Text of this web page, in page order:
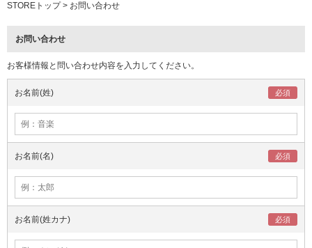
STOREトップ> お問い合わせ
お問い合わせ
お客様情報と問い合わせ内容を入力してください。
お名前(姓)
お名前(名)
お名前(姓カナ)